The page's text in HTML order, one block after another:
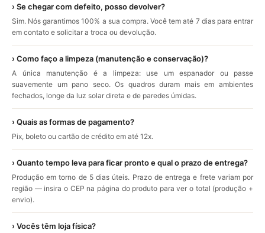
› Se chegar com defeito, posso devolver?
Sim. Nós garantimos 100% a sua compra. Você tem até 7 dias para entrar
em contato e solicitar a troca ou devolução.
› Como faço a limpeza (manutenção e conservação)?
A única manutenção é a limpeza: use um espanador ou passe
suavemente um pano seco. Os quadros duram mais em ambientes
fechados, longe da luz solar direta e de paredes úmidas.
› Quais as formas de pagamento?
Pix, boleto ou cartão de crédito em até 12x.
› Quanto tempo leva para ficar pronto e qual o prazo de entrega?
Produção em torno de 5 dias úteis. Prazo de entrega e frete variam por
região — insira o CEP na página do produto para ver o total (produção +
envio).
› Vocês têm loja física?